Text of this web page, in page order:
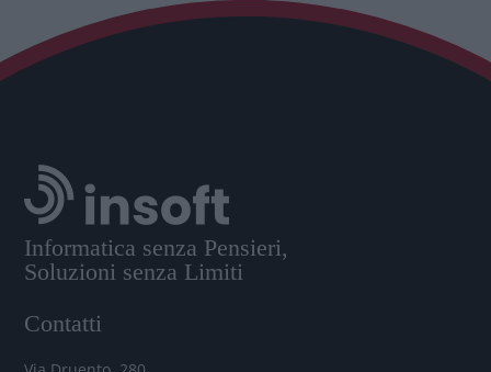
Informatica senza Pensieri,
Soluzioni senza Limiti
Contatti